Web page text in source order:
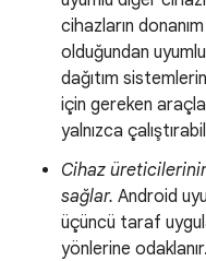
cihazların
olduğundan
dağıtım
için gereken
yalnızca
Cihaz
sağlar. Android
üçüncü taraf
yönlerine